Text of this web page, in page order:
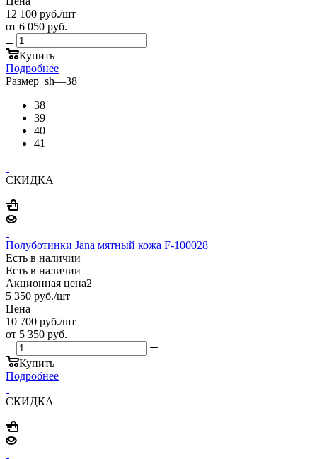
12 100 руб./шт
от 6 050 руб.
Купить
Подробнее
Размер_sh—38
38
39
40
41
СКИДКА
Полуботинки Jana мятный кожа F-100028
Есть в наличии
Есть в наличии
Акционная цена2
5 350 руб./шт
Цена
10 700 руб./шт
от 5 350 руб.
Купить
Подробнее
СКИДКА